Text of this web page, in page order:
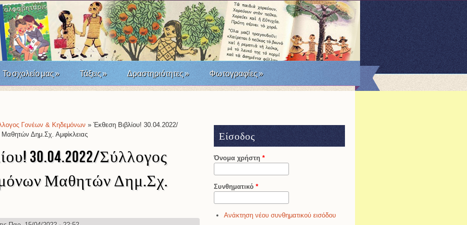
RSS Facebook Twitter
Το σχολείο μας» Τάξεις» Δραστηριότητες» Φωτογραφίες»
Γονέων & Κηδεμόνων » Έκθεση Βιβλίου! 30.04.2022/
Δημ.Σχ. Αμφίκλειας
30.04.2022/Σύλλογος
Μαθητών Δημ.Σχ.
Είσοδος
Όνομα χρήστη *
Συνθηματικό *
Ανάκτηση νέου συνθηματικού εισόδου